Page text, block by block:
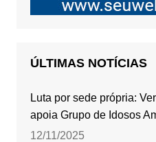
ÚLTIMAS NOTÍCIAS
Luta por sede própria:
apoia Grupo de Idosos
12/11/2025